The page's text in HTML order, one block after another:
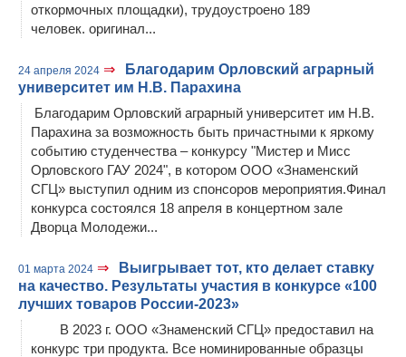
откормочных площадки), трудоустроено 189
человек. оригинал...
24 апреля 2024 ⇒
Благодарим Орловский аграрный
университет им Н.В. Парахина
Благодарим Орловский аграрный университет им Н.В.
Парахина за возможность быть причастными к яркому
событию студенчества – конкурсу "Мистер и Мисс
Орловского ГАУ 2024", в котором ООО «Знаменский
СГЦ» выступил одним из спонсоров мероприятия.Финал
конкурса состоялся 18 апреля в концертном зале
Дворца Молодежи...
01 марта 2024 ⇒
Выигрывает тот, кто делает ставку
на качество. Результаты участия в конкурсе «100
лучших товаров России-2023»
В 2023 г. ООО «Знаменский СГЦ» предоставил на
конкурс три продукта. Все номинированные образцы